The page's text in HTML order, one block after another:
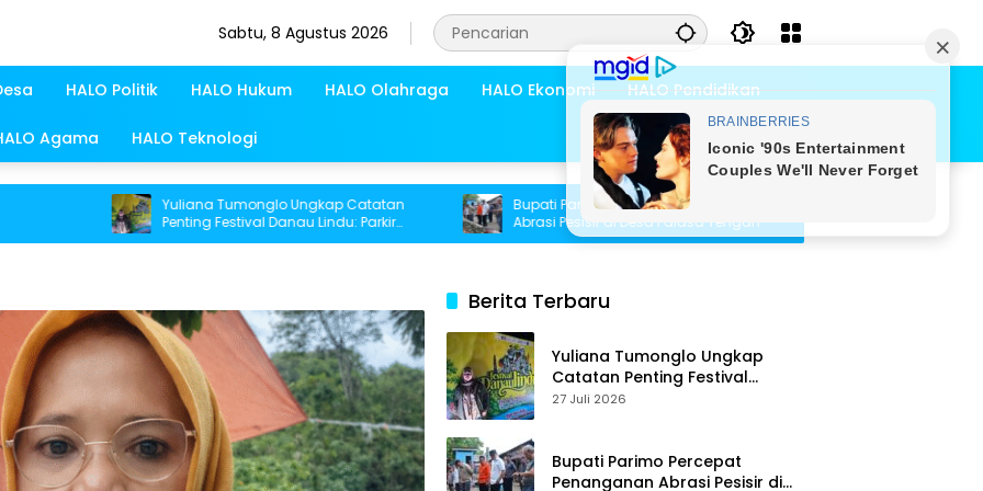
Sabtu, 8 Agustus 2026
HALO Politik HALO Hukum HALO Olahraga HALO Ekonomi HALO Pendidikan
Agama HALO Teknologi
Yuliana Tumonglo Ungkap Catatan
Penting Festival Danau Lindu: Parkir
hingga Toilet Harus Jadi Prioritas
Bupati Parimo Percepat Penanganan
Abrasi Pesisir di Desa Palasa Tengah
Warga untuk Penyusunan
Berita Terbaru
Yuliana Tumonglo Ungkap
Catatan Penting Festival
Danau Lindu: Parkir hingga
27 Juli 2026
Bupati Parimo Percepat
Penanganan Abrasi Pesisir di